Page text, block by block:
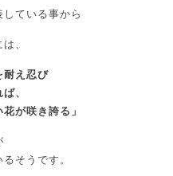
ている事から
、
耐え忍び
、
が咲き誇る」
そうです。